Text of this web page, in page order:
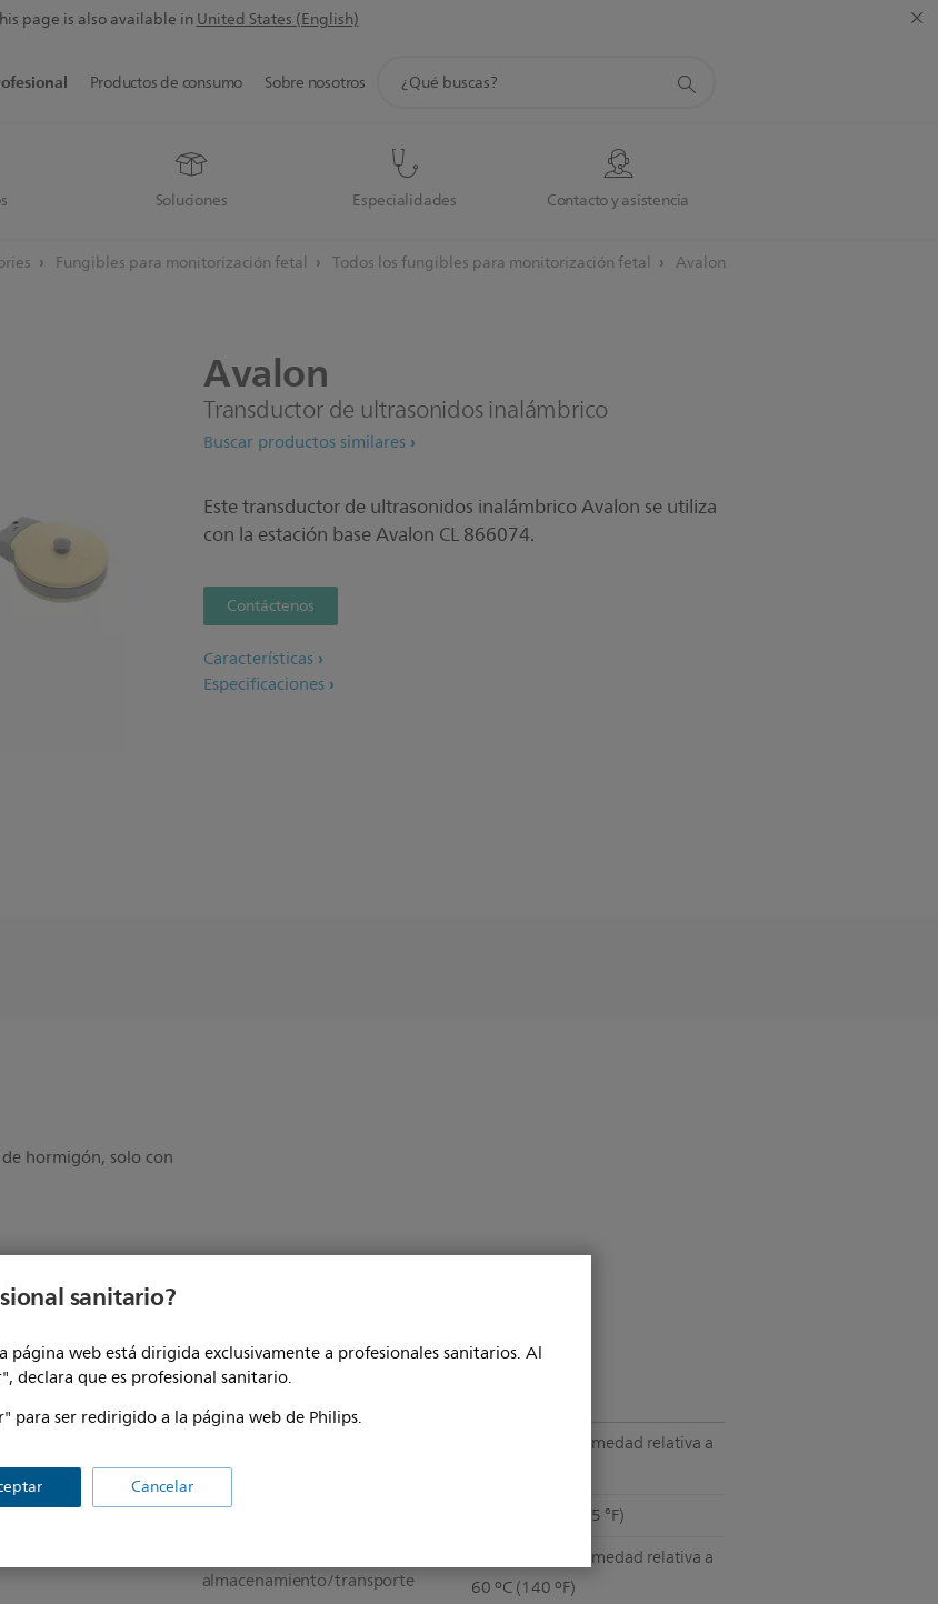
sanitario?
página web está dirigida exclusivamente a profesionales sanitarios. Al
declara que es profesional sanitario.
para ser redirigido a la página web de Philips.
Cancelar
page is also available inUnited States (English)
Soluciones Especialidades Contacto y asistencia
Productos de consumo Sobre nosotros
búsqueda
Fungibles para monitorización fetal Todos los fungibles para monitorización fetal Avalon
Avalon
Transductor de ultrasonidos inalámbrico
Buscar productos similares
Este transductor de ultrasonidos inalámbrico Avalon se utiliza
con la estación base Avalon CL 866074.
Contáctenos
Características
Especificaciones
hormigón, solo con
95% máx. de humedad relativa a
m (-1640 a 9840 ft) Temperatura durante la carga 0 a 35 °C (32 a 95 °F)
almacenamiento/transporte
90% máx. de humedad relativa a
60 ºC (140 ºF)